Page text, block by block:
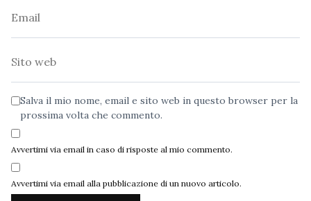
Salva il mio nome, email e sito web in questo browser per la
prossima volta che commento.
Avvertimi via email in caso di risposte al mio commento.
Avvertimi via email alla pubblicazione di un nuovo articolo.